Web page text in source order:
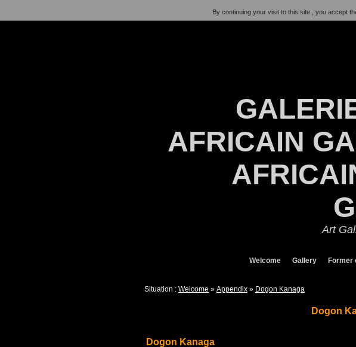
By continuing your visit to this site , you accept
AFRICAIN
Art
Welcome Gallery Former
Situation : Welcome » Appendix » Dogon Kanaga
Dogon
Dogon Kanaga